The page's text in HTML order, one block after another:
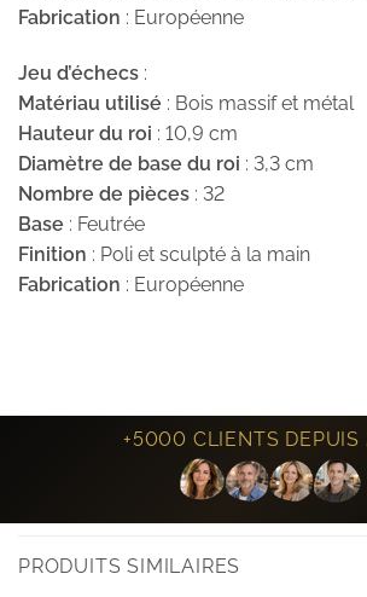
Fabrication : Européenne
Jeu d’échecs :
Matériau utilisé : Bois massif et métal
Hauteur du roi : 10,9 cm
Diamètre de base du roi : 3,3 cm
Nombre de pièces : 32
Base : Feutrée
Finition : Poli et sculpté à la main
Fabrication : Européenne
+5000 CLIENTS
PRODUITS SIMILAIRES